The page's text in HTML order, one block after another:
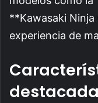
**Kawasaki Ninja
experiencia de